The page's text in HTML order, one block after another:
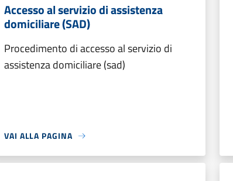
Accesso al servizio di assistenza
domiciliare (SAD)
Procedimento di accesso al servizio di
assistenza domiciliare (sad)
VAI ALLA PAGINA